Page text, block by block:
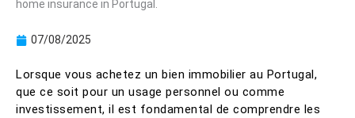
07/08/2025
Lorsque vous achetez un bien immobilier au Portugal,
que ce soit pour un usage personnel ou comme
investissement, il est fondamental de comprendre les